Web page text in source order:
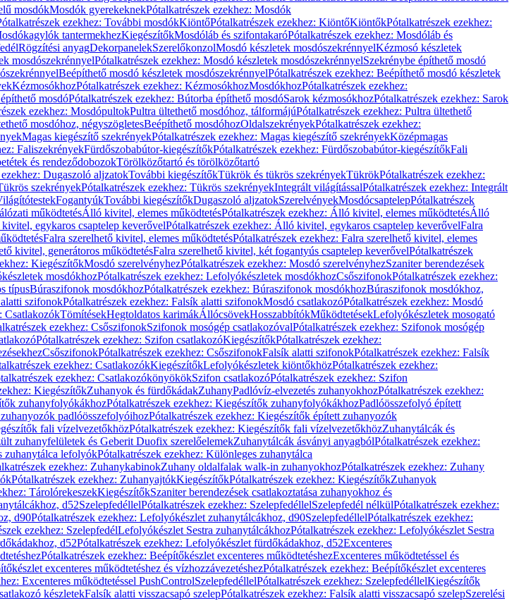
mosdókMosdók gyerekeknekPótalkatrészek ezekhez: Mosdók
ezekhez: További mosdókKiöntőPótalkatrészek ezekhez: KiöntőKiöntőkPótalkatrészek ezekhez:
tantermekhezKiegészítőkMosdóláb és szifontakaróPótalkatrészek ezekhez: Mosdóláb és
Rögzítési anyagDekorpanelekSzerelőkonzolMosdó készletek mosdószekrénnyelKézmosó készletek
mosdószekrénnyelPótalkatrészek ezekhez: Mosdó készletek mosdószekrénnyelSzekrénybe építhető mosdó
Beépíthető mosdó készletek mosdószekrénnyelPótalkatrészek ezekhez: Beépíthető mosdó készletek
KézmosókhozPótalkatrészek ezekhez: KézmosókhozMosdókhozPótalkatrészek ezekhez:
mosdóPótalkatrészek ezekhez: Bútorba építhető mosdóSarok kézmosókhozPótalkatrészek ezekhez: Sarok
ezekhez: MosdópultokPultra ültethető mosdóhoz, tálformájúPótalkatrészek ezekhez: Pultra ültethető
mosdóhoz, négyszögletesBeépíthető mosdóhozOldalszekrényekPótalkatrészek ezekhez:
Magas kiegészítő szekrényekPótalkatrészek ezekhez: Magas kiegészítő szekrényekKözépmagas
FaliszekrényekFürdőszobabútor-kiegészítőkPótalkatrészek ezekhez: Fürdőszobabútor-kiegészítőkFali
és rendeződobozokTörölközőtartó és törölközőtartó
Dugaszoló aljzatokTovábbi kiegészítőkTükrök és tükrös szekrényekTükrökPótalkatrészek ezekhez:
szekrényekPótalkatrészek ezekhez: Tükrös szekrényekIntegrált világítássalPótalkatrészek ezekhez: Integrált
FogantyúkTovábbi kiegészítőkDugaszoló aljzatokSzerelvényekMosdócsaptelepPótalkatrészek
működtetésÁlló kivitel, elemes működtetésPótalkatrészek ezekhez: Álló kivitel, elemes működtetésÁlló
egykaros csaptelep keverővelPótalkatrészek ezekhez: Álló kivitel, egykaros csaptelep keverővelFalra
Falra szerelhető kivitel, elemes működtetésPótalkatrészek ezekhez: Falra szerelhető kivitel, elemes
kivitel, generátoros működtetésFalra szerelhető kivitel, két fogantyús csaptelep keverővelPótalkatrészek
KiegészítőkMosdó szerelvényhezPótalkatrészek ezekhez: Mosdó szerelvényhezSzaniter berendezések
mosdókhozPótalkatrészek ezekhez: Lefolyókészletek mosdókhozCsőszifonokPótalkatrészek ezekhez:
típusBúraszifonok mosdókhozPótalkatrészek ezekhez: Búraszifonok mosdókhozBúraszifonok mosdókhoz,
szifonokPótalkatrészek ezekhez: Falsík alatti szifonokMosdó csatlakozóPótalkatrészek ezekhez: Mosdó
CsatlakozókTömítésekHegtoldatos karimákÁllócsövekHosszabbítókMűködtetésekLefolyókészletek mosogató
ezekhez: CsőszifonokSzifonok mosógép csatlakozóvalPótalkatrészek ezekhez: Szifonok mosógép
Pótalkatrészek ezekhez: Szifon csatlakozóKiegészítőkPótalkatrészek ezekhez:
CsőszifonokPótalkatrészek ezekhez: CsőszifonokFalsík alatti szifonokPótalkatrészek ezekhez: Falsík
ezekhez: CsatlakozókKiegészítőkLefolyókészletek kiöntőkhözPótalkatrészek ezekhez:
ezekhez: CsatlakozókönyökökSzifon csatlakozóPótalkatrészek ezekhez: Szifon
KiegészítőkZuhanyok és fürdőkádakZuhanyPadlóvíz-elvezetés zuhanyokhozPótalkatrészek ezekhez:
zuhanyfolyókákhozPótalkatrészek ezekhez: Kiegészítők zuhanyfolyókákhozPadlóösszefolyó épített
padlóösszefolyóihozPótalkatrészek ezekhez: Kiegészítők épített zuhanyozók
fali vízelvezetőkhözPótalkatrészek ezekhez: Kiegészítők fali vízelvezetőkhözZuhanytálcák és
zuhanyfelületek és Geberit Duofix szerelőelemekZuhanytálcák ásványi anyagbólPótalkatrészek ezekhez:
zuhanytálca lefolyókPótalkatrészek ezekhez: Különleges zuhanytálca
ezekhez: ZuhanykabinokZuhany oldalfalak walk-in zuhanyokhozPótalkatrészek ezekhez: Zuhany
Pótalkatrészek ezekhez: ZuhanyajtókKiegészítőkPótalkatrészek ezekhez: KiegészítőkZuhanyok
TárolórekeszekKiegészítőkSzaniter berendezések csatlakoztatása zuhanyokhoz és
d52SzelepfedéllelPótalkatrészek ezekhez: SzelepfedéllelSzelepfedél nélkülPótalkatrészek ezekhez:
d90Pótalkatrészek ezekhez: Lefolyókészlet zuhanytálcákhoz, d90SzelepfedéllelPótalkatrészek ezekhez:
ezekhez: SzelepfedélLefolyókészlet Sestra zuhanytálcákhozPótalkatrészek ezekhez: Lefolyókészlet Sestra
d52Pótalkatrészek ezekhez: Lefolyókészlet fürdőkádakhoz, d52Excenteres
Pótalkatrészek ezekhez: Beépítőkészlet excenteres működtetéshezExcenteres működtetéssel és
excenteres működtetéshez és vízhozzávezetéshezPótalkatrészek ezekhez: Beépítőkészlet excenteres
Excenteres működtetéssel PushControlSzelepfedéllelPótalkatrészek ezekhez: SzelepfedéllelKiegészítők
készletekFalsík alatti visszacsapó szelepPótalkatrészek ezekhez: Falsík alatti visszacsapó szelepSzerelési